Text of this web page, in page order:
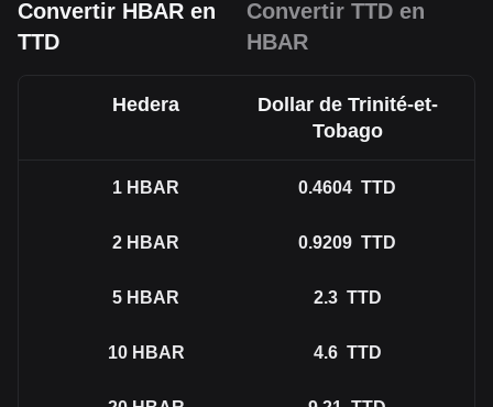
Convertir HBAR en
TTD
Convertir TTD en
HBAR
Hedera
Dollar de Trinité-et-
Tobago
1 HBAR 0.4604 TTD
2 HBAR 0.9209 TTD
5 HBAR 2.3 TTD
10 HBAR 4.6 TTD